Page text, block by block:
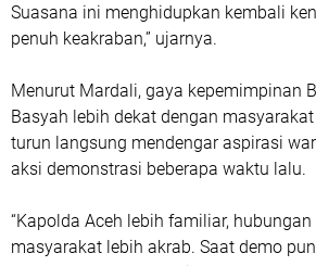
Suasana ini menghidupkan kembali
penuh keakraban,” ujarnya.
Menurut Mardali, gaya kepemimpinan
Basyah lebih dekat dengan
turun langsung mendengar aspirasi
aksi demonstrasi beberapa waktu lalu.
“Kapolda Aceh lebih familiar,
masyarakat lebih akrab. Saat demo